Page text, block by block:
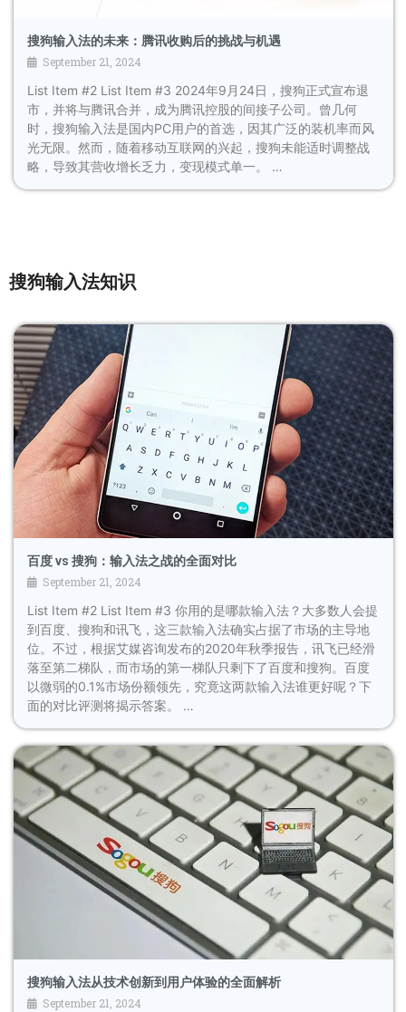
搜狗输入法的未来：腾讯收购后的挑战与机遇
September 21, 2024
List Item #2 List Item #3 2024年9月24日，搜狗正式宣布退
市，并将与腾讯合并，成为腾讯控股的间接子公司。曾几何
时，搜狗输入法是国内PC用户的首选，因其广泛的装机率而风
光无限。然而，随着移动互联网的兴起，搜狗未能适时调整战
略，导致其营收增长乏力，变现模式单一。 …
搜狗输入法知识
百度 vs 搜狗：输入法之战的全面对比
September 21, 2024
List Item #2 List Item #3 你用的是哪款输入法？大多数人会提
到百度、搜狗和讯飞，这三款输入法确实占据了市场的主导地
位。不过，根据艾媒咨询发布的2020年秋季报告，讯飞已经滑
落至第二梯队，而市场的第一梯队只剩下了百度和搜狗。百度
以微弱的0.1%市场份额领先，究竟这两款输入法谁更好呢？下
面的对比评测将揭示答案。 …
搜狗输入法从技术创新到用户体验的全面解析
September 21, 2024